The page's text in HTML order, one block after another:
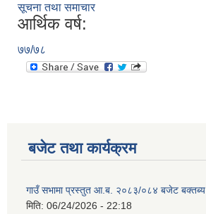
सूचना तथा समाचार
आर्थिक वर्ष:
७७/७८
बजेट तथा कार्यक्रम
गाउँ सभामा प्रस्तुत आ.ब. २०८३/०८४ बजेट बक्तब्य
मिति: 06/24/2026 - 22:18